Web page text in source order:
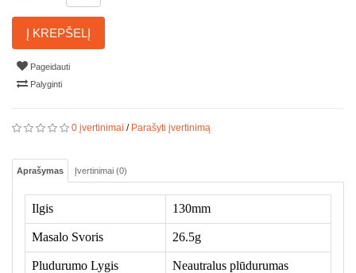
Į KREPŠELĮ
Pageidauti
Palyginti
0 įvertinimai / Parašyti įvertinimą
Aprašymas Įvertinimai (0)
Ilgis 130mm
Masalo Svoris 26.5g
Pludurumo Lygis
Neautralus plūdurumas